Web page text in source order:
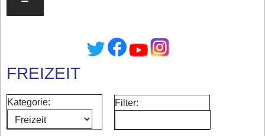
FREIZEIT
Kategorie: Filter: